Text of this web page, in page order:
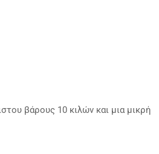
βάρους 10 κιλών και μια μικρή